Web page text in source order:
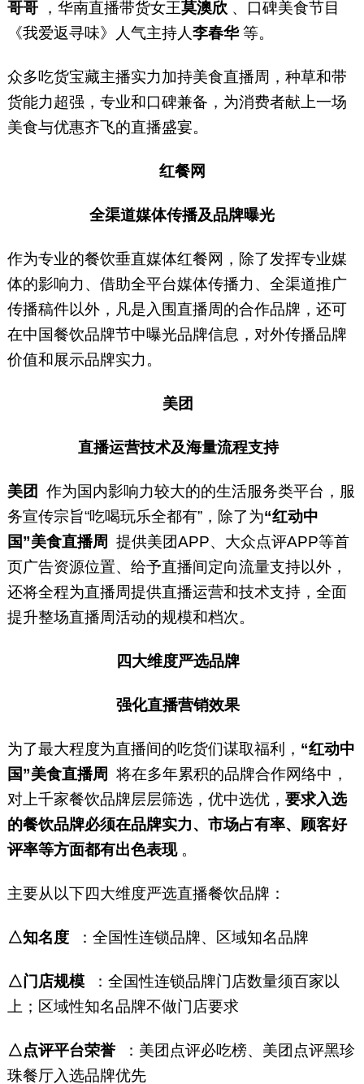
哥哥 ，华南直播带货女王莫澳欣 、口碑美食节目
《我爱返寻味》人气主持人李春华等。
众多吃货宝藏主播实力加持美食直播周，种草和带
货能力超强，专业和口碑兼备，为消费者献上一场
美食与优惠齐飞的直播盛宴。
红餐网
全渠道媒体传播及品牌曝光
作为专业的餐饮垂直媒体红餐网，除了发挥专业媒
体的影响力、借助全平台媒体传播力、全渠道推广
传播稿件以外，凡是入围直播周的合作品牌，还可
在中国餐饮品牌节中曝光品牌信息，对外传播品牌
价值和展示品牌实力。
美团
直播运营技术及海量流程支持
美团 作为国内影响力较大的的生活服务类平台，服
务宣传宗旨“吃喝玩乐全都有”，除了为“红动中
国”美食直播周 提供美团APP、大众点评APP等首
页广告资源位置、给予直播间定向流量支持以外，
还将全程为直播周提供直播运营和技术支持，全面
提升整场直播周活动的规模和档次。
四大维度严选品牌
强化直播营销效果
为了最大程度为直播间的吃货们谋取福利， “红动中
国”美食直播周 将在多年累积的品牌合作网络中，
对上千家餐饮品牌层层筛选，优中选优， 要求入选
的餐饮品牌必须在品牌实力、市场占有率、顾客好
评率等方面都有出色表现 。
主要从以下四大维度严选直播餐饮品牌：
△知名度 ：全国性连锁品牌、区域知名品牌
△门店规模
：全国性连锁品牌门店数量须百家以
上；区域性知名品牌不做门店要求
△点评平台荣誉
：美团点评必吃榜、美团点评黑珍
珠餐厅入选品牌优先